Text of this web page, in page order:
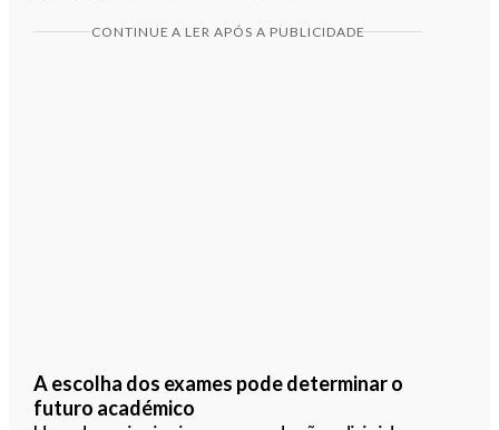
CONTINUE A LER APÓS A PUBLICIDADE
A escolha dos exames pode determinar o
futuro académico